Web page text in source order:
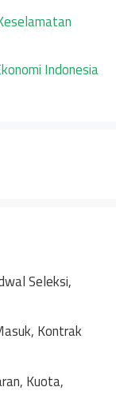
Indonesia
Seleksi,
Kontrak
Kuota,